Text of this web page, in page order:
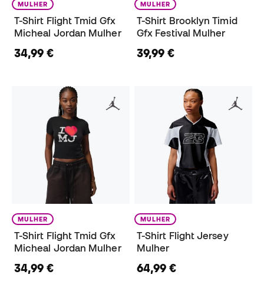
MULHER
T-Shirt Flight Tmid Gfx
Micheal Jordan Mulher
34,99 €
MULHER
T-Shirt Brooklyn Timid
Gfx Festival Mulher
39,99 €
MULHER
T-Shirt Flight Tmid Gfx
Micheal Jordan Mulher
34,99 €
MULHER
T-Shirt Flight Jersey
Mulher
64,99 €